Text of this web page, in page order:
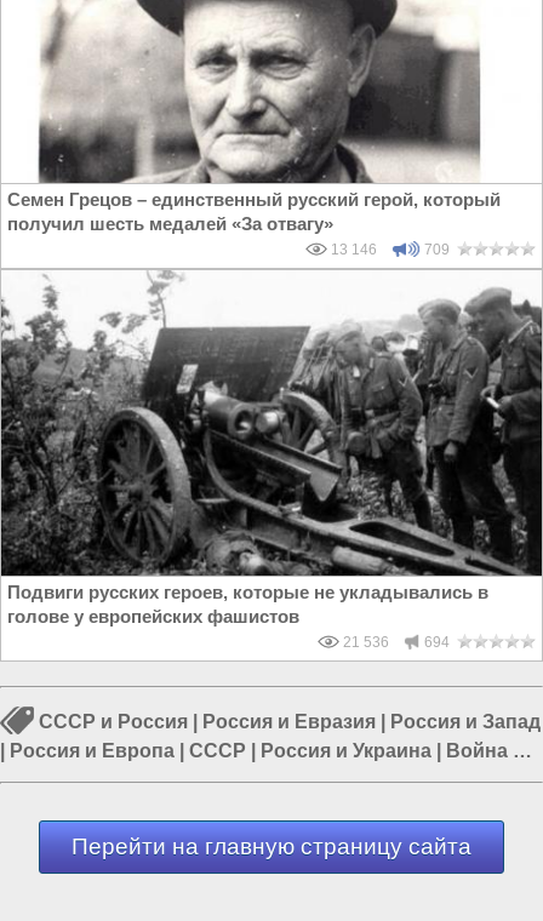
Семен Грецов – единственный русский герой, который
получил шесть медалей «За отвагу»
13 146 709
Подвиги русских героев, которые не укладывались в
голове у европейских фашистов
21 536 694
СССР и Россия Россия и Евразия
Россия и Запад
Россия и Европа СССР Россия и Украина
Война в
СССР
Перейти на главную страницу сайта